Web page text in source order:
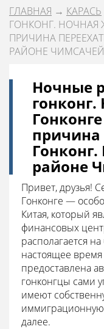
ГЛАВНАЯ → КАРАСЬ
ГОНКОНГ. НОЧНАЯ
ПРИЧИНА
РАЙОНЕ
Ночные
причина
районе
Привет, друзья!
Гонконге —
Китая, который
финансовых
располагается
настоящее время
предоставлена
гонконгцы сами
имеют
далее.